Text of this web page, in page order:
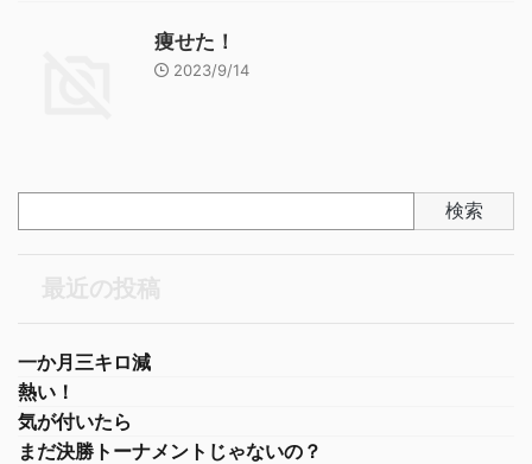
痩せた！
2023/9/14
検索
一か月三キロ減
熱い！
気が付いたら
まだ決勝トーナメントじゃないの？